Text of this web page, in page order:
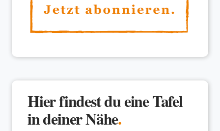
Hier findest du eine Tafel
in deiner Nähe.